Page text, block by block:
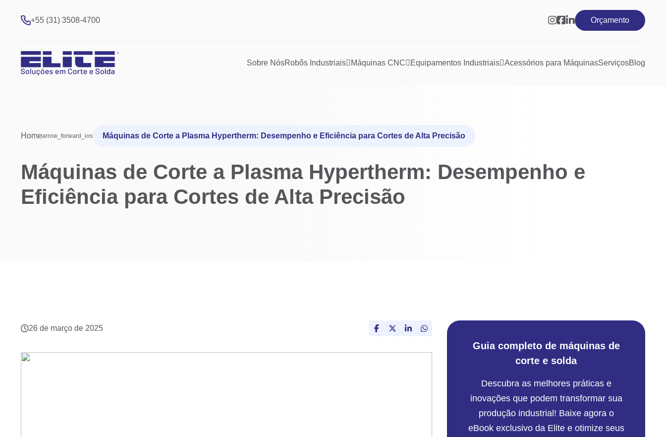
+55 (31) 3508-4700 Orçamento
Sobre NósRobôs Industriais Máquinas CNC Equipamentos Industriais Acessórios para MáquinasServiçosBlog
Homearrow_forward_ios Máquinas de Corte a Plasma Hypertherm: Desempenho e Eficiência para Cortes de Alta Precisão
Máquinas de Corte a Plasma Hypertherm: Desempenho e
Eficiência para Cortes de Alta Precisão
26 de março de 2025
Guia completo de máquinas de
corte e solda
Descubra as melhores práticas e
inovações que podem transformar sua
produção industrial! Baixe agora o
eBook exclusivo da Elite e otimize seus